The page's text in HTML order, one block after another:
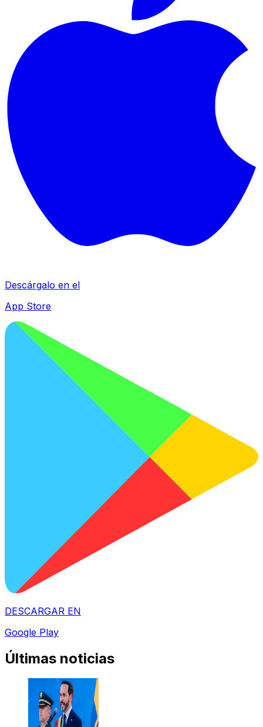
Descárgalo en el
App Store
DESCARGAR EN
Google Play
Últimas noticias